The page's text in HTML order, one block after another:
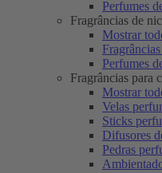
Perfumes
Fragrâncias de
Mostrar
Perfumes
Fragrâncias para
Mostrar
Velas
Sticks
Difusores
Pedras